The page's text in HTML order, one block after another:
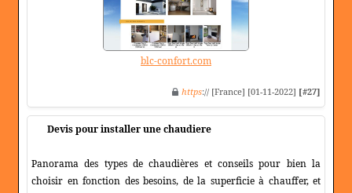
blc-confort.com
https:// [France] [01-11-2022] [#27]
Devis pour installer une chaudiere
Panorama des types de chaudières et conseils pour bien la
choisir en fonction des besoins, de la superficie à chauffer, et